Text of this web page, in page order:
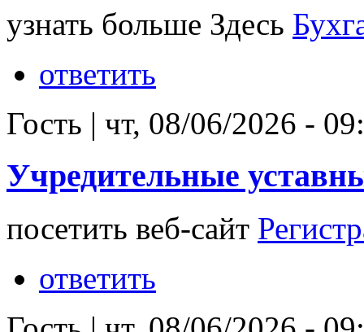
узнать больше Здесь
ответить
Гость | чт, 08/06/2026 -
Учредительные
посетить веб-сайт
ответить